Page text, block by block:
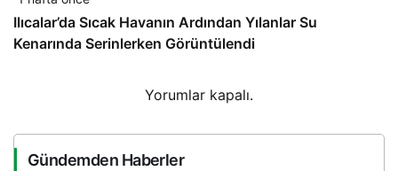
Ilıcalar’da Sıcak Havanın Ardından Yılanlar Su
Kenarında Serinlerken Görüntülendi
Yorumlar kapalı.
Gündemden Haberler